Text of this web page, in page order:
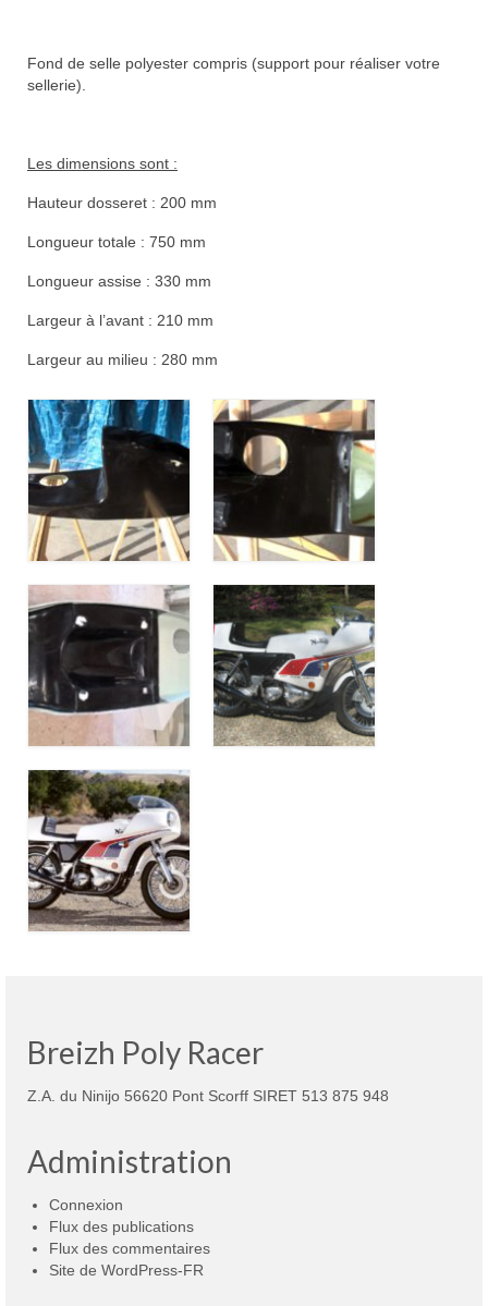
Fond de selle polyester compris (support pour réaliser votre
sellerie).
Les dimensions sont :
Hauteur dosseret : 200 mm
Longueur totale : 750 mm
Longueur assise : 330 mm
Largeur à l’avant : 210 mm
Largeur au milieu : 280 mm
Breizh Poly Racer
Z.A. du Ninijo 56620 Pont Scorff SIRET 513 875 948
Administration
Connexion
Flux des publications
Flux des commentaires
Site de WordPress-FR